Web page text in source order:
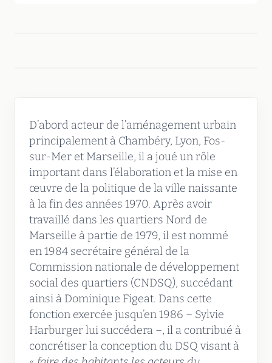
D’abord acteur de l’aménagement urbain
principalement à Chambéry, Lyon, Fos-
sur-Mer et Marseille, il a joué un rôle
important dans l’élaboration et la mise en
œuvre de la politique de la ville naissante
à la fin des années 1970. Après avoir
travaillé dans les quartiers Nord de
Marseille à partie de 1979, il est nommé
en 1984 secrétaire général de la
Commission nationale de développement
social des quartiers (CNDSQ), succédant
ainsi à Dominique Figeat. Dans cette
fonction exercée jusqu’en 1986 – Sylvie
Harburger lui succédera –, il a contribué à
concrétiser la conception du DSQ visant à